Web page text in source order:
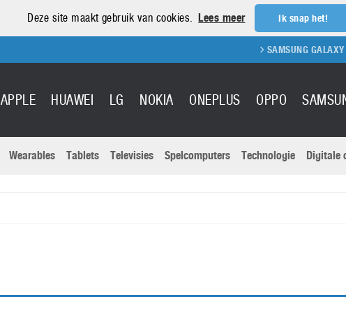
Deze site maakt gebruik van cookies. Lees meer Ik snap het!
SAMSUNG GALAXY
APPLE HUAWEI LG NOKIA ONEPLUS OPPO
Nikon
Wearables Tablets Televisies Spelcomputers Technologie Digitale
Televisies